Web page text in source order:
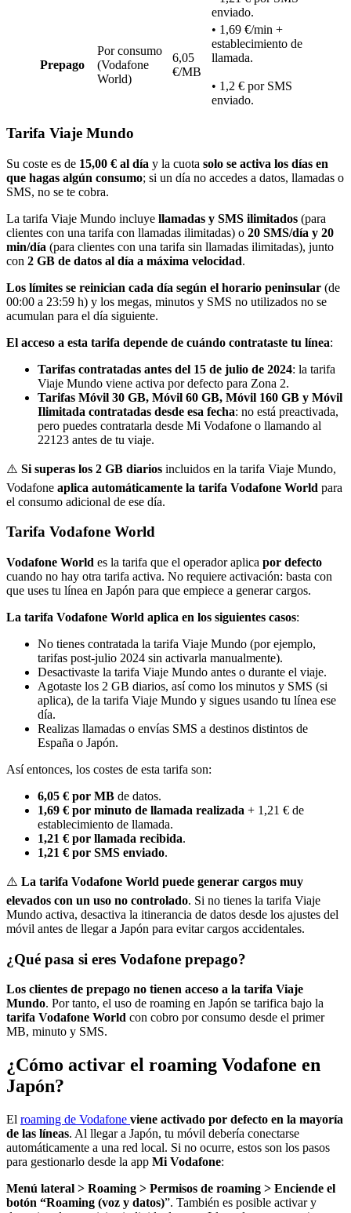
enviado.
Prepago
Por consumo
(Vodafone
World)
6,05
€/MB
• 1,69 €/min +
establecimiento de
llamada.
• 1,2 € por SMS
enviado.
Tarifa Viaje Mundo
Su coste es de 15,00 € al día y la cuota solo se activa los días en
que hagas algún consumo; si un día no accedes a datos, llamadas o
SMS, no se te cobra.
La tarifa Viaje Mundo incluye llamadas y SMS ilimitados (para
clientes con una tarifa con llamadas ilimitadas) o 20 SMS/día y 20
min/día (para clientes con una tarifa sin llamadas ilimitadas), junto
con 2 GB de datos al día a máxima velocidad.
Los límites se reinician cada día según el horario peninsular (de
00:00 a 23:59 h) y los megas, minutos y SMS no utilizados no se
acumulan para el día siguiente.
El acceso a esta tarifa depende de cuándo contrataste tu línea:
Tarifas contratadas antes del 15 de julio de 2024: la tarifa
Viaje Mundo viene activa por defecto para Zona 2.
Tarifas Móvil 30 GB, Móvil 60 GB, Móvil 160 GB y Móvil
Ilimitada contratadas desde esa fecha: no está preactivada,
pero puedes contratarla desde Mi Vodafone o llamando al
22123 antes de tu viaje.
⚠️ Si superas los 2 GB diarios incluidos en la tarifa Viaje Mundo,
Vodafone aplica automáticamente la tarifa Vodafone World para
el consumo adicional de ese día.
Tarifa Vodafone World
Vodafone World es la tarifa que el operador aplica por defecto
cuando no hay otra tarifa activa. No requiere activación: basta con
que uses tu línea en Japón para que empiece a generar cargos.
La tarifa Vodafone World aplica en los siguientes casos:
No tienes contratada la tarifa Viaje Mundo (por ejemplo,
tarifas post-julio 2024 sin activarla manualmente).
Desactivaste la tarifa Viaje Mundo antes o durante el viaje.
Agotaste los 2 GB diarios, así como los minutos y SMS (si
aplica), de la tarifa Viaje Mundo y sigues usando tu línea ese
día.
Realizas llamadas o envías SMS a destinos distintos de
España o Japón.
Así entonces, los costes de esta tarifa son:
6,05 € por MB de datos.
1,69 € por minuto de llamada realizada + 1,21 € de
establecimiento de llamada.
1,21 € por llamada recibida.
1,21 € por SMS enviado.
⚠️ La tarifa Vodafone World puede generar cargos muy
elevados con un uso no controlado. Si no tienes la tarifa Viaje
Mundo activa, desactiva la itinerancia de datos desde los ajustes del
móvil antes de llegar a Japón para evitar cargos accidentales.
¿Qué pasa si eres Vodafone prepago?
Los clientes de prepago no tienen acceso a la tarifa Viaje
Mundo. Por tanto, el uso de roaming en Japón se tarifica bajo la
tarifa Vodafone World con cobro por consumo desde el primer
MB, minuto y SMS.
¿Cómo activar el roaming Vodafone en
Japón?
El roaming de Vodafone viene activado por defecto en la mayoría
de las líneas. Al llegar a Japón, tu móvil debería conectarse
automáticamente a una red local. Si no ocurre, estos son los pasos
para gestionarlo desde la app Mi Vodafone:
Menú lateral > Roaming > Permisos de roaming > Enciende el
botón “Roaming (voz y datos)”. También es posible activar y